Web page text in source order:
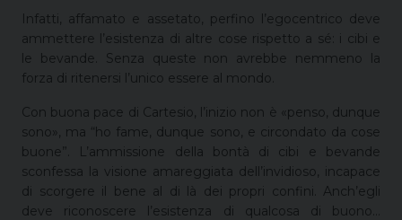
Infatti, affamato e assetato, perfino l’egocentrico deve
ammettere l’esistenza di altre cose rispetto a sé: i cibi e
le bevande. Senza queste non avrebbe nemmeno la
forza di ritenersi l’unico essere al mondo.
Con buona pace di Cartesio, l’inizio non è «penso, dunque
sono», ma “ho fame, dunque sono, e circondato da cose
buone”. L’ammissione della bontà di cibi e bevande
sconfessa la visione amareggiata dell’invidioso, incapace
di scorgere il bene al di là dei propri confini. Anch’egli
deve riconoscere l’esistenza di qualcosa di buono…